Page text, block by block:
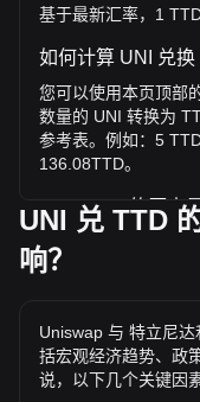
基于最新汇率，1
如何计算 UNI 兑换
您可以使用本页顶部
数量的 UNI 转换为
参考表。例如：5
136.08TTD。
UNI / TTD 的历史
1 UNI 兑 TTD 的历史
价值是否还会超越目
过去7天内，
个月内，Uniswap（
汇率上升了25.00%。
UNI 兑 TTD
响？
Uniswap 与 特立尼
括宏观经济趋势、政
说，以下几个关键因